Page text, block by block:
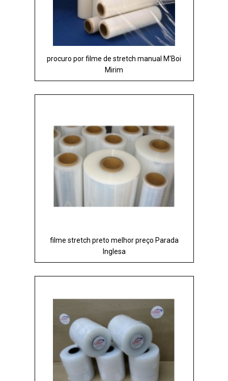
procuro por filme de stretch manual M'Boi
Mirim
filme stretch preto melhor preço Parada
Inglesa